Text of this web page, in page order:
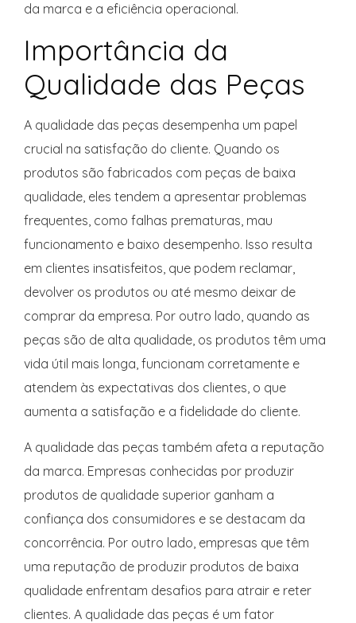
da marca e a eficiência operacional.
Importância da
Qualidade das Peças
A qualidade das peças desempenha um papel
crucial na satisfação do cliente. Quando os
produtos são fabricados com peças de baixa
qualidade, eles tendem a apresentar problemas
frequentes, como falhas prematuras, mau
funcionamento e baixo desempenho. Isso resulta
em clientes insatisfeitos, que podem reclamar,
devolver os produtos ou até mesmo deixar de
comprar da empresa. Por outro lado, quando as
peças são de alta qualidade, os produtos têm uma
vida útil mais longa, funcionam corretamente e
atendem às expectativas dos clientes, o que
aumenta a satisfação e a fidelidade do cliente.
A qualidade das peças também afeta a reputação
da marca. Empresas conhecidas por produzir
produtos de qualidade superior ganham a
confiança dos consumidores e se destacam da
concorrência. Por outro lado, empresas que têm
uma reputação de produzir produtos de baixa
qualidade enfrentam desafios para atrair e reter
clientes. A qualidade das peças é um fator